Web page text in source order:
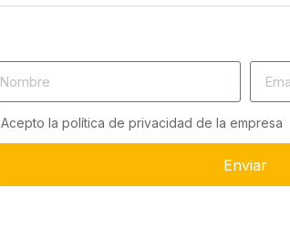
Acepto la política de privacidad de la empresa
Enviar